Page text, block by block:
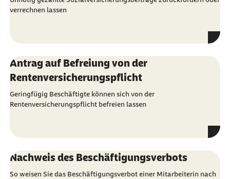
verrechnen lassen
Antrag auf Befreiung von der
Rentenversicherungspflicht
Geringfügig Beschäftigte können sich von der
Rentenversicherungspflicht befreien lassen
Nachweis des Beschäftigungsverbots
So weisen Sie das Beschäftigungsverbot einer Mitarbeiterin nach